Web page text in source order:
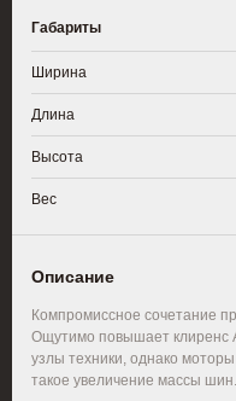
Габариты
Ширина
Длина
Высота
Вес
Описание
Компромиссное сочетание
Ощутимо повышает клиренс
узлы техники, однако
такое увеличение массы шин.